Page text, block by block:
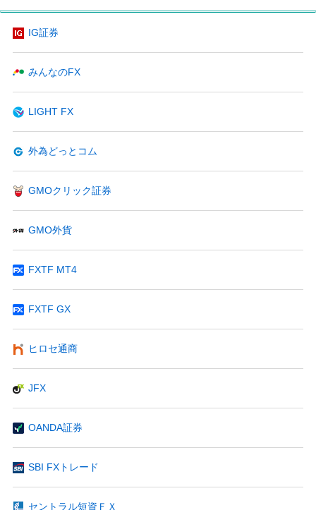
IG証券
みんなのFX
LIGHT FX
外為どっとコム
GMOクリック証券
GMO外貨
FXTF MT4
FXTF GX
ヒロセ通商
JFX
OANDA証券
SBI FXトレード
セントラル短資ＦＸ